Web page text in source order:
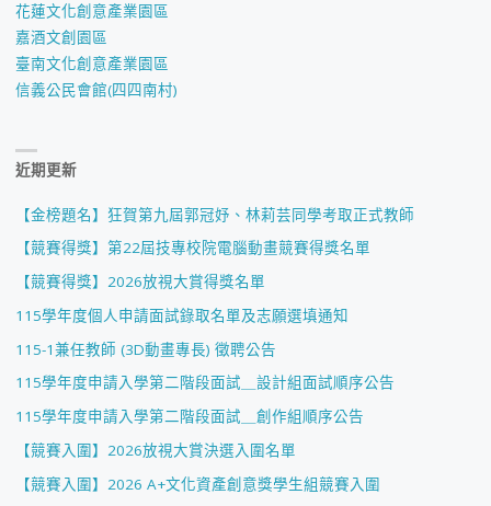
花蓮文化創意產業園區
嘉酒文創園區
臺南文化創意產業園區
信義公民會館(四四南村)
近期更新
【金榜題名】狂賀第九屆郭冠妤、林莉芸同學考取正式教師
【競賽得獎】第22屆技專校院電腦動畫競賽得獎名單
【競賽得獎】2026放視大賞得獎名單
115學年度個人申請面試錄取名單及志願選填通知
115-1兼任教師 (3D動畫專長) 徵聘公告
115學年度申請入學第二階段面試＿設計組面試順序公告
115學年度申請入學第二階段面試＿創作組順序公告
【競賽入圍】2026放視大賞決選入圍名單
【競賽入圍】2026 A+文化資產創意獎學生組競賽入圍